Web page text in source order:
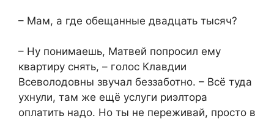
– Мам, а где обещанные двадцать тысяч?
– Ну понимаешь, Матвей попросил ему
квартиру снять, – голос Клавдии
Всеволодовны звучал беззаботно. – Всё туда
ухнули, там же ещё услуги риэлтора
оплатить надо. Но ты не переживай, просто в